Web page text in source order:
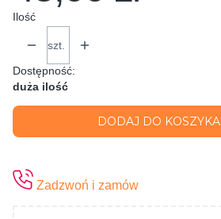
Ilość
szt.
Dostępność:
duża ilość
DODAJ DO KOSZYKA
Zadzwoń i zamów